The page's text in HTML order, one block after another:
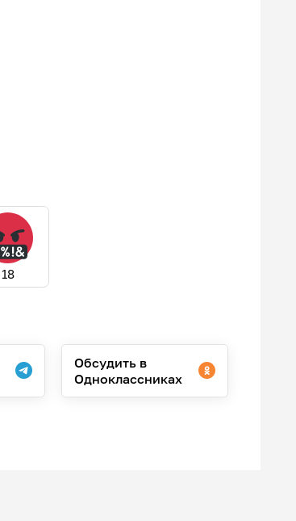
18
Обсудить в
Одноклассниках